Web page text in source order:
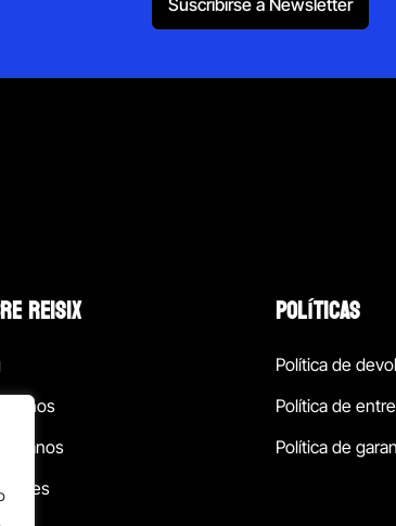
Suscribirse a Newsletter
REISIX POLÍTICAS
Política de
Política de
Política de